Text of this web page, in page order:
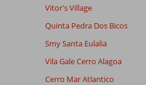
Vitor's Village
Quinta Pedra Dos Bicos
Smy Santa Eulalia
Vila Gale Cerro Alagoa
Cerro Mar Atlantico